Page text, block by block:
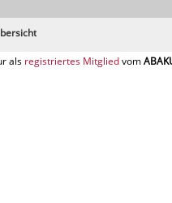
registriertes Mitglied